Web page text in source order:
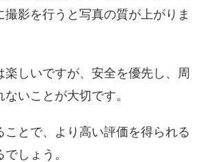
撮影を行うと写真の質が上がりま
楽しいですが、安全を優先し、周
いことが大切です。
ことで、より高い評価を得られる
しょう。